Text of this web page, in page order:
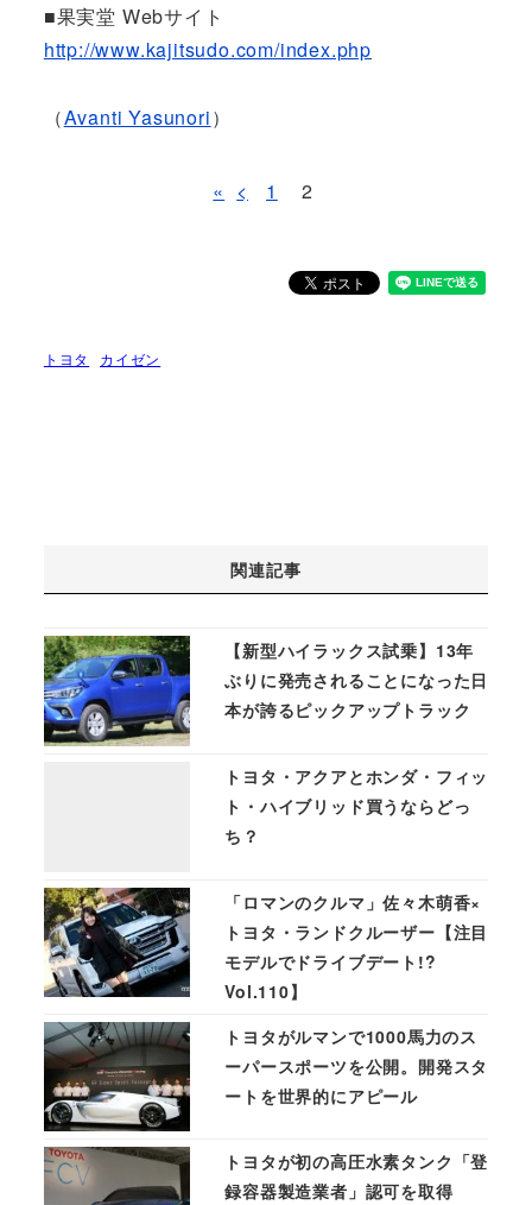
■果実堂 Webサイト
http://www.kajitsudo.com/index.php
（Avanti Yasunori）
« < 1 2
トヨタ カイゼン
関連記事
【新型ハイラックス試乗】13年
ぶりに発売されることになった日
本が誇るピックアップトラック
トヨタ・アクアとホンダ・フィッ
ト・ハイブリッド買うならどっ
ち？
「ロマンのクルマ」佐々木萌香×
トヨタ・ランドクルーザー【注目
モデルでドライブデート!?
Vol.110】
トヨタがルマンで1000馬力のス
ーパースポーツを公開。開発スタ
ートを世界的にアピール
トヨタが初の高圧水素タンク「登
録容器製造業者」認可を取得